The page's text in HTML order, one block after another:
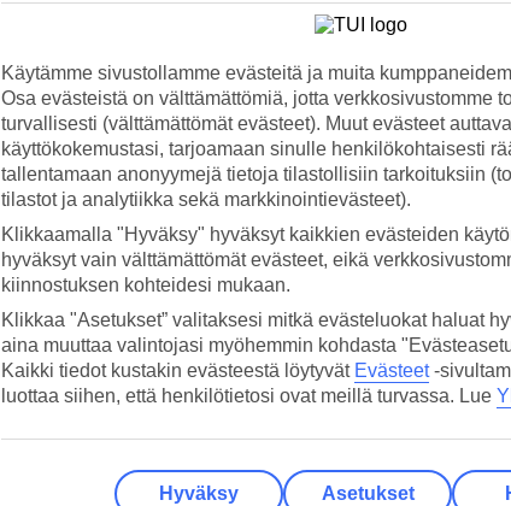
Käytämme sivustollamme evästeitä ja muita
Osa evästeistä on välttämättömiä, jotta verkkosivustomme
turvallisesti (välttämättömät evästeet). Muut evästeet
käyttökokemustasi, tarjoamaan sinulle henkilökohtaisesti
tallentamaan anonyymejä tietoja tilastollisiin tarkoituksiin
tilastot ja analytiikka sekä markkinointievästeet).
Klikkaamalla "Hyväksy" hyväksyt kaikkien evästeiden
hyväksyt vain välttämättömät evästeet, eikä
kiinnostuksen kohteidesi mukaan.
Klikkaa "Asetukset” valitaksesi mitkä evästeluokat haluat
aina muuttaa valintojasi myöhemmin kohdasta
Kaikki tiedot kustakin evästeestä löytyvät Evästeet-
luottaa siihen, että henkilötietosi ovat meillä turvassa. Lue
Hyväksy Asetukset